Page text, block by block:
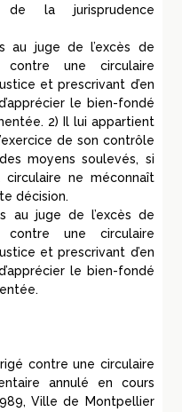
de la jurisprudence
au juge de l’excès de
contre une circulaire
et prescrivant d’en
le bien-fondé
2) Il lui appartient
de son contrôle
moyens soulevés, si
circulaire ne méconnaît
décision.
au juge de l’excès de
contre une circulaire
et prescrivant d’en
le bien-fondé
contre une circulaire
annulé en cours
Ville de Montpellier